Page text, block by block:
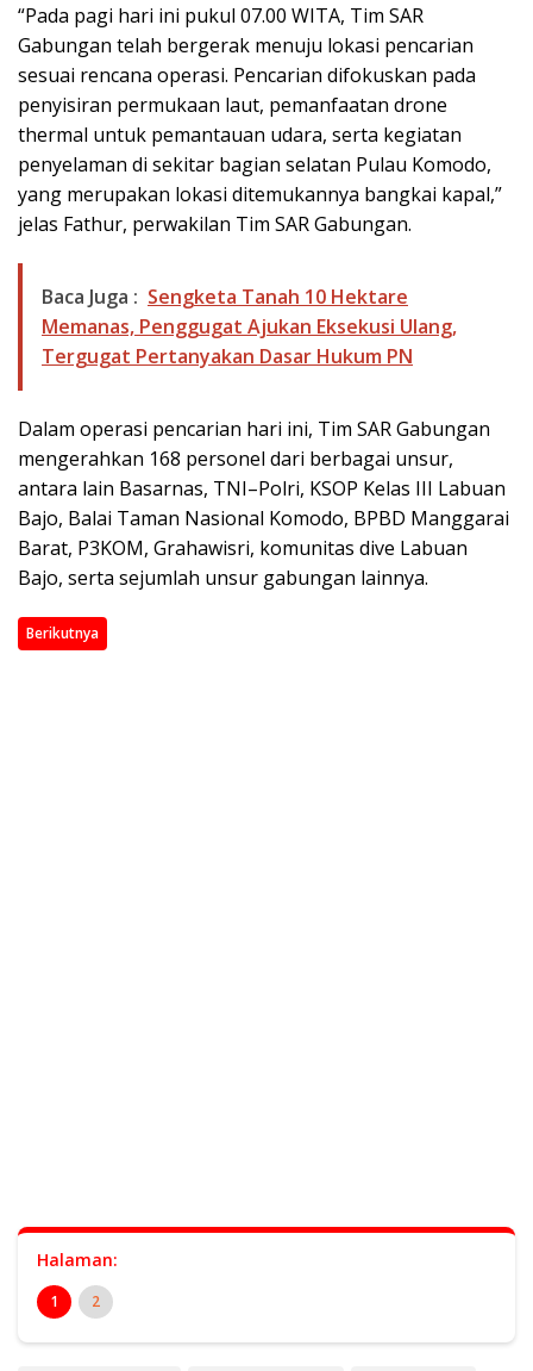
“Pada pagi hari ini pukul 07.00 WITA, Tim SAR
Gabungan telah bergerak menuju lokasi pencarian
sesuai rencana operasi. Pencarian difokuskan pada
penyisiran permukaan laut, pemanfaatan drone
thermal untuk pemantauan udara, serta kegiatan
penyelaman di sekitar bagian selatan Pulau Komodo,
yang merupakan lokasi ditemukannya bangkai kapal,”
jelas Fathur, perwakilan Tim SAR Gabungan.
Baca Juga : Sengketa Tanah 10 Hektare
Memanas, Penggugat Ajukan Eksekusi Ulang,
Tergugat Pertanyakan Dasar Hukum PN
Dalam operasi pencarian hari ini, Tim SAR Gabungan
mengerahkan 168 personel dari berbagai unsur,
antara lain Basarnas, TNI–Polri, KSOP Kelas III Labuan
Bajo, Balai Taman Nasional Komodo, BPBD Manggarai
Barat, P3KOM, Grahawisri, komunitas dive Labuan
Bajo, serta sejumlah unsur gabungan lainnya.
Berikutnya
Halaman:
1 2